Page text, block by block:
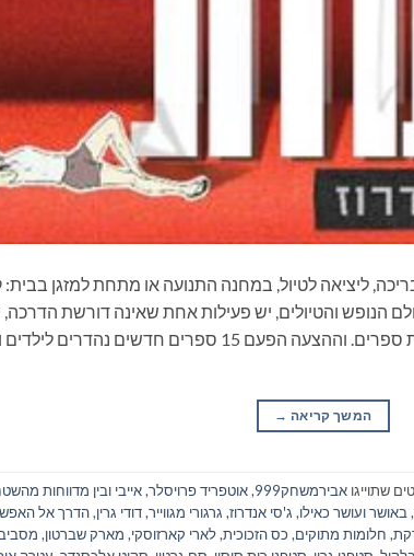
ליציאה לטיול, במחנה התנועה או מתחת למזגן בבית:
הנופש והטיולים, יש פעילות אחת שאינה דורשת
ונסיעה, התארגנות ממושכת ואפילו שיחה: קריאת ספרים. וההצעה הפעם 15 ספרים
המשך קריאה →
שתוייגו אבירמשחק999 ,אוטפריד פרויסלר,אייבי ובין מדווחות
, באושר ועושר כאילו, ג'סי אנדרוז, גרגורי מגווייר,דודי גרין,הדרך אל
, חלומות מתוקים, כס הזכוכית,לארי קארזוסקי, מארק שברטון,